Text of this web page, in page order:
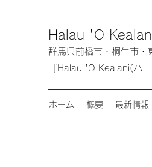
Halau 'O
群馬県前橋市・桐生
『Halau 'O Kealani(ハー
ホーム 概要 最新情報